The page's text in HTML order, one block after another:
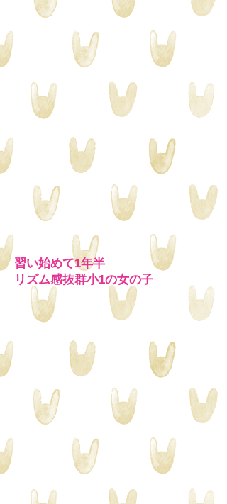
習い始めて1年半
リズム感抜群小1の女の子